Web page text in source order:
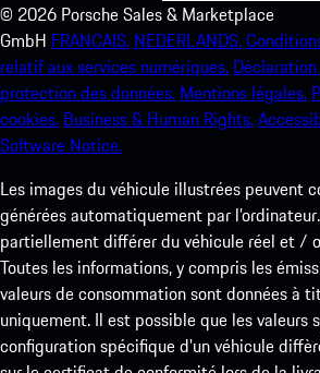
© 2026 Porsche Sales & Marketplace
GmbH FRANCAIS. NEDERLANDS.
relatif aux services numériques.
protection des données. Mentions légales.
cookies. Business & Human Rights.
Software Notice.
Les images du véhicule illustrées peuvent
générées automatiquement par
partiellement différer du véhicule réel et /
Toutes les informations, y compris les
valeurs de consommation sont données à
uniquement. Il est possible que les valeurs
configuration spécifique d'un véhicule